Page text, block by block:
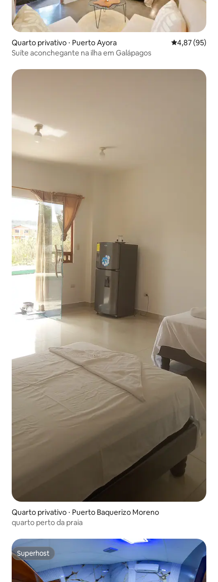
Quarto privativo ⋅ Puerto Ayora 4,87 de uma
4,87 (95)
Suíte aconchegante na ilha em Galápagos
Quarto privativo ⋅ Puerto Baquerizo Moreno
quarto perto da praia
Superhost
Superhost